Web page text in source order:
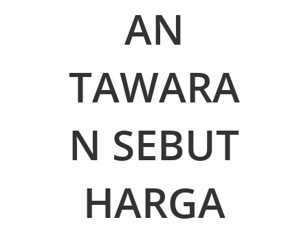
AN
TAWARA
N SEBUT
HARGA